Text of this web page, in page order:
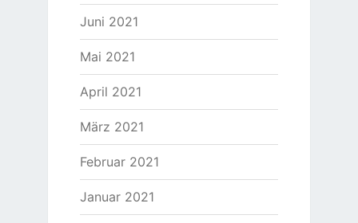
Juni 2021
Mai 2021
April 2021
März 2021
Februar 2021
Januar 2021